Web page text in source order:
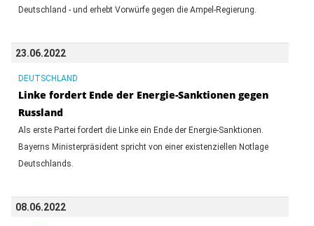
Deutschland - und erhebt Vorwürfe gegen die Ampel-Regierung.
23.06.2022
DEUTSCHLAND
Linke fordert Ende der Energie-Sanktionen gegen
Russland
Als erste Partei fordert die Linke ein Ende der Energie-Sanktionen.
Bayerns Ministerpräsident spricht von einer existenziellen Notlage
Deutschlands.
08.06.2022